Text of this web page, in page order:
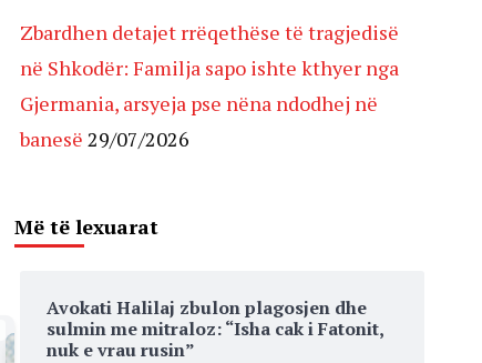
Zbardhen detajet rrëqethëse të tragjedisë
në Shkodër: Familja sapo ishte kthyer nga
Gjermania, arsyeja pse nëna ndodhej në
banesë 29/07/2026
Më të lexuarat
Avokati Halilaj zbulon plagosjen dhe
sulmin me mitraloz: “Isha cak i Fatonit,
nuk e vrau rusin”